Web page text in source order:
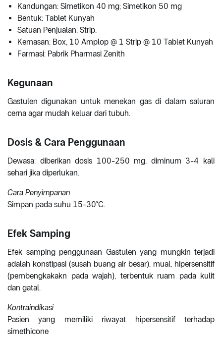
Kandungan: Simetikon 40 mg; Simetikon 50 mg
Bentuk: Tablet Kunyah
Satuan Penjualan: Strip.
Kemasan: Box, 10 Amplop @ 1 Strip @ 10 Tablet Kunyah
Farmasi: Pabrik Pharmasi Zenith
Kegunaan
Gastulen digunakan untuk menekan gas di dalam saluran
cerna agar mudah keluar dari tubuh.
Dosis & Cara Penggunaan
Dewasa: diberikan dosis 100-250 mg, diminum 3-4 kali
sehari jika diperlukan.
Cara Penyimpanan
Simpan pada suhu 15-30°C.
Efek Samping
Efek samping penggunaan Gastulen yang mungkin terjadi
adalah konstipasi (susah buang air besar), mual, hipersensitif
(pembengkakakn pada wajah), terbentuk ruam pada kulit
dan gatal.
Kontraindikasi
Pasien yang memiliki riwayat hipersensitif terhadap
simethicone